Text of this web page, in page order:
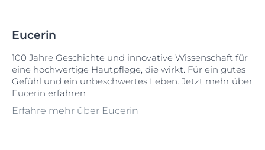
Eucerin
100 Jahre Geschichte und innovative Wissenschaft für
eine hochwertige Hautpflege, die wirkt. Für ein gutes
Gefühl und ein unbeschwertes Leben. Jetzt mehr über
Eucerin erfahren
Erfahre mehr über Eucerin